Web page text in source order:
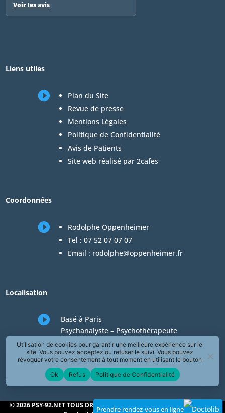
Prendre rendez-vous en ligne
Voir les avis
Liens utiles

Plan du Site
Revue de presse
Mentions Légales
Politique de Confidentialité
Avis de Patients
Site web réalisé par 2cafes
Coordonnées

Rodolphe Oppenheimer
Tel : 07 52 07 07 07
Email : rodolphe@oppenheimer.fr
Localisation

Basé à Paris
Psychanalyste – Psychothérapeute
Consultations en téléconsultation de
psychologie
Zones desservies en téléconsultation de psychologie
© 2026 PSY-92.NET TOUS DROITS RÉSERVÉS – Rodolphe Oppenheimer
Utilisation de cookies pour garantir une meilleure expérience sur le
site. Vous pouvez acceptez ou refuser le suivi. Vous pouvez
révoquer votre consentement à tout moment en utilisant le bouton
« Révoquer le consentement » présent dans la page de Politique de
Confidentialité.
Ok Refus Politique de Confidentialité